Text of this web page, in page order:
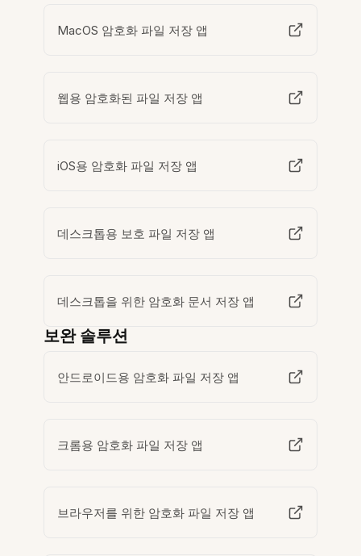
MacOS 암호화 파일 저장 앱
웹용 암호화된 파일 저장 앱
iOS용 암호화 파일 저장 앱
데스크톱용 보호 파일 저장 앱
데스크톱을 위한 암호화 문서 저장 앱
보완 솔루션
안드로이드용 암호화 파일 저장 앱
크롬용 암호화 파일 저장 앱
브라우저를 위한 암호화 파일 저장 앱